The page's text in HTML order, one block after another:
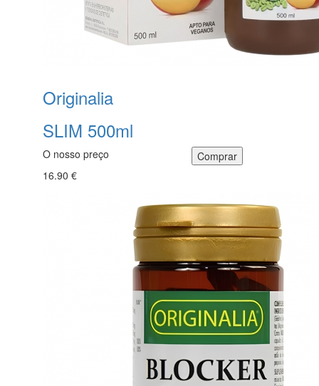
Originalia
SLIM 500ml
O nosso preço
16.90 €